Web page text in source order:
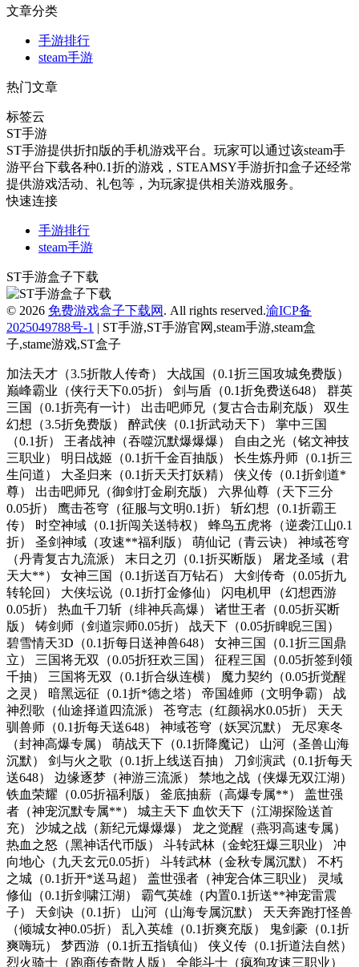
文章分类
手游排行
steam手游
热门文章
标签云
ST手游
ST手游提供折扣版的手机游戏平台。玩家可以通过该steam手
游平台下载各种0.1折的游戏，STEAMSY手游折扣盒子还经常
提供游戏活动、礼包等，为玩家提供相关游戏服务。
快速连接
手游排行
steam手游
ST手游盒子下载
© 2026 免费游戏盒子下载网 . All rights reserved.渝ICP备
2025049788号-1 | ST手游,ST手游官网,steam手游,steam盒
子,stame游戏,ST盒子
加法天才（3.5折散人传奇） 大战国（0.1折三国攻城免费版） 巅峰霸业（侠行天下0.05折） 剑与盾（0.1折免费送648） 群英三国（0.1折亮有一计） 出击吧师兄（复古合击刷充版） 双生幻想（3.5折免费版） 醉武侠（0.1折武动天下） 掌中三国（0.1折） 王者战神（吞噬沉默爆爆爆） 自由之光（铭文神技三职业） 明日战姬（0.1折千金百抽版） 长生炼丹师（0.1折三生问道） 大圣归来（0.1折天天打妖精） 侠义传（0.1折剑道*尊） 出击吧师兄（御剑打金刷充版） 六界仙尊（天下三分0.05折） 鹰击苍穹（征服与文明0.1折） 斩幻想（0.1折霸王传） 时空神域（0.1折闯关送特权） 蜂鸟五虎将（逆袭江山0.1折） 圣剑神域（攻速**福利版） 萌仙记（青云诀） 神域苍穹（丹青复古九流派） 末日之刃（0.1折买断版） 屠龙圣域（君天大**） 女神三国（0.1折送百万钻石） 大剑传奇（0.05折九转轮回） 大侠坛说（0.1折打金修仙） 闪电机甲（幻想西游0.05折） 热血千刀斩（绯神兵高爆） 诸世王者（0.05折买断版） 铸剑师（剑道宗师0.05折） 战天下（0.05折睥睨三国） 碧雪情天3D（0.1折每日送神兽648） 女神三国（0.1折三国鼎立） 三国将无双（0.05折狂欢三国） 征程三国（0.05折签到领千抽） 三国将无双（0.1折合纵连横） 魔力契约（0.05折觉醒之灵） 暗黑远征（0.1折*德之塔） 帝国雄师（文明争霸） 战神烈歌（仙途择道四流派） 苍穹志（红颜祸水0.05折） 天天驯兽师（0.1折每天送648） 神域苍穹（妖冥沉默） 无尽寒冬（封神高爆专属） 萌战天下（0.1折降魔记） 山河（圣兽山海沉默） 剑与火之歌（0.1折上线送百抽） 刀剑演武（0.1折每天送648） 边缘逐梦（神游三流派） 禁地之战（侠爆无双江湖） 铁血荣耀（0.05折福利版） 釜底抽薪（高爆专属**） 盖世强者（神宠沉默专属**） 城主天下 血饮天下（江湖探险送首充） 沙城之战（新纪元爆爆爆） 龙之觉醒（燕羽高速专属） 热血之怒（黑神话代币版） 斗转武林（金蛇狂爆三职业） 冲向地心（九天玄元0.05折） 斗转武林（金秋专属沉默） 不朽之城（0.1折开*送马超） 盖世强者（神宠合体三职业） 灵域修仙（0.1折剑啸江湖） 霸气英雄（内置0.1折送**神宠雷震子） 天剑诀（0.1折） 山河（山海专属沉默） 天天奔跑打怪兽（倾城女神0.05折） 乱入英雄（0.1折爽充版） 鬼剑豪（0.1折爽嗨玩） 梦西游（0.1折五指镇仙） 侠义传（0.1折道法自然） 烈火骑士（跑商传奇散人版） 全能斗士（疯狗攻速三职业） 大武当之剑（0.1折山海奇遇） 重力光球（0.05折送SSR异兽） 伏魔诀（0.05折盲盒版） 魔塔与英雄（0.05折**送吕绮玲） 自由之光（修仙沉默） 征战九州（0.05折神魔大战） 龙之觉醒（幽界狂爆攻速） 闪电机甲（南征北伐0.05折） 冲向地心（神灵传说0.05折） 暗黑远征（0.1折英雄无敌） 疾速冲锋（战场之光0.05折） 王者霸业（专属爽玩代币送充） 主宰无双（猎魔福利爽爽送） 魔天记3D（0.1折送2000代金券） 剑仙缘（0.05折御风九霄） 疾速冲锋（变异来袭0.05折） 金币探险（传奇沉默专属） 全能斗士（异法奇经八脉） 女武神之剑（0.1折少年西游） 神骑世界（0.1折原始部落） 荣耀世纪（九幽秘法沉默） 修真界（*强猎人0.05折） 神奇三国（0.1折每日送2000） 项羽传（0.1折天天送9999） 问逍遥（道士0.1折免费福利升级版） 焚天决（0.1折逍遥行） 魔力契约（江东儿郎0.05折） 摸金校尉之西夏迷踪（0.05折福利版） 天堂之刃（修仙超超超变） 热血之怒（无限分身刀刀爆） 致命狙击（道士开*召5狗） 禁地之战（复古三职业小**） 破镜重圆（天命攻速高爆版） 合金钻头（0.1折红将免费十连抽） 六界飞仙（梦幻次元0.05折） 无双战车（封神大帝沉默版） 霸刀传奇（天书沉默） 暗影战姬（0.1折红颜三国） 汉武王朝（0.1折诏令山河） 屠龙圣域（**沉默速通） 王者霸业（攻速**无限刀） 神奇三国（0.1折每日送6480） 浅塘（荒天遗忘**） 釜底抽薪（屠龙专属沉默） 盖世强者（天佑打金沉默） 七海争霸（0.1折送五星名将免费版） 无尽寒冬（木炭激爽打金） 奇门之上（3折免费版）（买断券） 合体三国（掌中乱世0.1折） 热血寻秦（灵兽超变无限刀） 暗黑领主（敕神沉默专属） 仙旅奇缘（**二合一） 烈火骑士（天命传奇合击版） 大秦霸业（妖刀**爆爆爆爽） 烈火战车（福利攻速三职业） 剑雨九天（骷髅六职业） 森林王国（0.1折千抽三国名将） 末日之刃（仙侠内置0.1折免费版） 三国演义之天策（0.05折天命所归） 大战国（合击专属**） 斗转武林 （神迹高爆专属） 王者之战（四圣复古三职业） 天途（0.05折何惜一战） 热血寻秦（复古专属爽爽爽） 海魂少女（0.1折心动主播任选） 三国将无双（0.1折升级领红包） 全民祖玛（百亿元宝福利版） 仙梦奇缘（百倍累冲返利3.5折） 冲锋小勇士（巾帼英雄0.05折） 摸金之路（**超变超爽福利） 魔力契约（1折买断代币版） 天命神话（0.05折全民仙逆） 龙魂魔法（追梦初心三职沉默） 无畏之刃（混沌洪荒高爆版） 血饮天下（(灭世神弓沉默单职） 武圣三国（0.1折狂欢送代金券） 太阁立志2（0.1折如梦似幻） 釜底抽薪（十二门派夺仙缘） 缤纷爱消除（0.1折登录送王胖子） 银河战魂（0.05折送玉麒麟） 天天奔跑打怪兽（仙灵战神0.05折） 命运守护：战歌（登录送百抽0.1折） 六界仙尊（0.1折福利代金券）（买断券） 风之勇者（0.1折乱世三国志） 疾速冲锋（神魔之境0.05折） 君临传奇（神罚沉默） 汉武王朝（0.1折**闯三国） 九天封神手游 无双战车（狂抽专属高爆版） 莽荒传奇（绿*高爆版） 龙魂魔法（影罗攻速沉默） 烈焰之怒（攻速179每日送代金） 风色轨迹（0.1折再温梦幻） 龙城传奇（怒火封神合击） 奥丁之锤（复古三职业代币版） 挂机英雄 摸金之路（天命洪荒封神之怒） 开天霸兵（五流派霸业沉默） 苍穹志（封天传说0.05折） 月影黑白（狂风攻速**） 乱世无双（八职业高爆打金） 魔物迷宫（0.1折摸金天师） 大武当之剑（0.1折仙路送仙魂） 诛神世界（0.1折送UR玄武） 巅峰霸业（枭雄志0.05折） 孤堡英雄（0.1折免费领万抽） 好多三国（0.1折少年名将） 开天霸兵（契约奇门八技专属） 开天霸兵（天魔专属送红包） 海狼（三职业沉默高爆版） 山河（异人高爆沉默） 御兽遮天（3折送绝品女娲） 太吾纪元（0.1折*速版） 天神赵子龙（1折免费版）（买断券） 星耀战纪（0.1折） 幽蓝边境（复古攻速送满赞助） 鏖战三国（0.1折绝世名将） 雄霸天地（战士专属大**） 西游修仙传 农场妖怪（0.1折无限元宝） 奇葩星学院（0.1折千抽自由版） 无限奇兵：降临（内置0.1折送妲己） 神仙online（沉默传奇代币版） 君临传奇（真火大暴击） 英雄攻战（激斗无限城）（鬼灭之刃） 天途（0.05折买断福利版） 召唤师（0.1折每天送648） 大刀客（0.1折人在江湖） 横扫天下（0.1折每日千元代金） 战神烈歌（天命轮回专属） 天天奔跑打怪兽（屠龙勇士0.05折） 禁地之战（碎墟诸天沉默） 无畏之刃（天天送648福利版） 大屠龙（玄蛮量劫爆爆爆） 战神霸业（游龙高爆**服） 冲刺萌龙（0.1折每日送9999） 斗仙界（0.05折天天送代金券） *封神（3折返利版） 逍遥三国（0.1折） 切菜狂人（1折免费版） 飞虫大冒险（0.1折升级送红包） 好多三国（0.05折神将无双） 王者霸业（封神天命超变爽爽爽） 王者战神（盛世复古火龙） 勇闯女儿国（0.05折梦幻大陆） 城池攻坚战（0.05折劲爆版） 疯狂的阿尔法（0.1折送全英雄） 蜀山镇魂曲（仙侠0.1折天天送1W代金） 海蛇传奇（欢乐版）（天天送648） 雄霸天地（176封神复古） 海蛇传奇（欢乐版） 城防三国志（0.1折充值卡高爆版） 无畏三国（0.1折魂将现世） 天神大战（0.1折送2千代金券）（买断券） 魔晶拼图（0.05折送绝版称号） 醉美人（首充送斗战胜佛0.05折） 九州霸业（无限资源真充版） 奇缘之旅（0.1折送千元代金） 战神烈歌（亿万爆充超超变） 龙之力量（0.05折美女经典版） 零之战线（0.1折女武神之剑） 青云诀2 暗黑领主（天罡百变沉默） 十二战纪（0.1折送万元免单券）（海贼王） 斗罗封神传（三国超超变） 七雄纷争（3.5折逐鹿中原） 兵马俑（0.1折道具买断三国） 城防三国志（0.05送10亿补贴） 西游记口袋版（0.1折送无双吕布） 萌宠大联盟（0.05折海贼王送万充） 龙之战歌（每日送648代金1折版） 铁血防御（3.5折超变无限刀） 九州群将录（山海封神西游0.05折） 戮天之剑（0.1折炽裁天罚） 大剑传奇（0.1折纵横六界） 忍者小分队（0.1折送六道鸣人）（火影忍者） 明日战姬（1折删档内测） 机甲归来（0.1折1W代金劵免费版） 鏖战三国（0.1折名将无双） 六界飞仙（**女神0.05折） 决战沙邑（竖屏传奇） 三国演义之天策（0.1折买断三国免费版） 荣耀世纪（妖刀**爽爽爆） 君临传奇（千年专属免费版） 破镜重圆（沉默高爆打金版） 战鼓之翼（0.05折日送5000） 九梦仙域（龙神归来畅玩版） 猎魔岛（0.1折文字魔兽） 破军之刃（0.1折天天送2000） 海蛇传奇（欢乐版）（抓鬼打金版） 幻灵战歌（首续0.05折地堡卡牌） 苍穹志（苍穹之下0.05折） 天堂之刃（骷髅王修仙**） 烈火战神（战宠三职业福利版） 天天狙击（0.05折高爆版） 全民祖玛（天天648福利版） 唐门六道手游版（0.1折末日美女） 暗黑联盟 皇者（百亿超变爽爽爽） 致命狙击（千年沉默五流派） 魔主（0.05折*伴神道） 破日开天（0.1折三国全场买断） 武林盛典（冰雪打金高爆版） 公元（次元少女割草0.05折） *武尊（0.1谋定天下） 止戈之战（0.1折放置三国神魔版） 皇者（0.1折至尊传奇）（竖屏传奇） 三国大领主（三折霸业免费版）（买断券） 梦幻传奇（大雷专属超变福利） 二战世界（1折免费版） 御妖师（0.1折每日双648代金） 十二战纪（魔主） 霸刀传奇（摩罗传奇福利版） 海岛传奇（0.05折启示录免费版） 主宰无双（零氪爽爆亿万充） 奔月的糯米团（0.05折修仙挂盲盒） 平妖传OL（0.1折送6480钻石）（鬼灭之刃） 魔灵军团（0.1折送武圣帝君） 问逍遥（传奇攻速专属） 曹操传（0.1折王权霸业） 兵马俑（0.1折买断版三国） 破雪刃（0.1折每日万元代金） 史小坑的黑暗料理 龙腾：起源（0.1折送648元）（海贼王） 乱世枭雄（0.1折每日双648代金券） 战斗天使（0.1折爽玩版） 冰火国度（魔兽卡牌0.1折送UR） 王者之战（全职技能爽玩版） 崛起：终*王者（0.1折免费版） 军团再临（0.05折送十万充值卡） 雄霸天地（0.1折买断版） 月影黑白（无限分身超超爽） 远征将士（0.1折天天送6480） 霸刀传奇（光年**吃肉版） 戳爆三国（0.05折开*送敖丙） 龙神万相：神战 群英觉醒（0.1折） 勇闯女儿国（0.1折千元买断版修仙） 女神联盟（0.1折免费版） 武器之王（大雷专属免费超变） 三国群英传：鸿鹄霸业 王者战神（开*火龙套） 魔卡战姬（3折免费版） 天影（0.1折影级之战）（火影忍者） 破阵勇士（燃烧小宇宙）（圣斗士星矢） 止戈之战（1折畅玩版） 荣耀世纪（逆杀战破爆爆爆） 再见江湖（热血江湖） 我守护的家园（千抽福利） 三国志乱消（0.1折6480免费版） 荣誉守卫战（0.1折送2000元代金）（龙珠） 魔女与战姬（0.1折送核心自选开*） 三分天下（0.1折免费版） 三生诀（0.1折大鹅砍树） 魔物迷宫（0.1折大鹅砍树免费版） 龙之力量（0.05折送SP） 仙境苍穹（0.1折免费版） 海狼（复古光暗福利版） 闪电机甲（飞凰之志0.05折） 热血千刀斩（神魔超变代币送） 卢希达：起源 斗破仙境（0.1折吞噬爆代金券） 口袋喵喵（0.1折免费版） 暗黑联盟（波特送抽内置0.1折） 异界修真（0.1折天天送2000） 龙城传奇（修仙高爆超超变） 烈火战车（穿书大世界代币版） 龙之战歌（1折） 女武神之剑（0.1折一剑*尊） 冰雪王座 中餐厅（0.1折百抽钻石高返） 圣物英雄（1折免费版）（买断券） 精灵盛典：黎明（*速版） 梦回西游记（0.05折送**阵容） 魔灵兵团（0.1折咒术免费版）（咒术回战） 新葫芦兄弟（0.1折代金买断版） 大国战（0.05折魔悟空降临免费版） 幻灵战歌（首续0.05折） 无双之王（0.1折无限打金版） 勇敢者历险记（0.1折超赛双神开*）（龙珠） 大武当之剑（0.1折山海经买断版） 六道萌仙（大圣归来0.1折） 思仙（觉醒重生系统） 梦想仙侠（怀旧0.1折） 疾风大冒险（0.05折GM后**） 侠客游（文字无限吞噬0.05折） 摸金校尉之伏魔殿（0.05折定制免费版） 九界问仙（0.1折送万元真充） 热血千刀斩（零氪送赞爆充） 风暴迷城（0.1折万**传说） 风影（五千抽免单0.1折）（火影忍者） 精灵学院大冒险（代金笔笔返）（宝可梦） 铸剑师（超神进化0.05折） 怪物惊魂夜（0.05折终末审判）（死神） 梦幻诸石官方版（0.05折买断超返版） 兰若情缘（0.05折商城版） 作妖计（1折免费版）（买断券） 顽石英雄（召唤僵尸送充版） 太古妖皇诀（0.05折百万红包版） 热血西游（超爆悟空打金） 海岛传奇（文字修仙0.05折） 酱游记（0.05折免费版） 天天狙击（0.05折疯狂小鸡买断版） 霸者归来（0.05折1元抵200元无压购） 铸剑师（仙侠之境0.1折免费版）（买断券） 剑雨九天（草莓爆爆爆） 阴阳西游（0.05折免费版）（买断券） 魔龙世界（0.1折魔幻对决送648） 太空战歌（0.05折免费版）（龙珠买断券） 世界守卫军（0.1折创角5万代金）（海贼王） 梦幻大唐（1折免费版）（买断券） 远征将士（0.05折三国送名将免费版） 冲向地心（武林之巅0.05折） 蜀山天下（狂暴打金0.1折） 少年封神（0.1折十万抽千个648） 疯狂的阿尔法（1折免费版）（买断券） 深渊幻影（1折免费版）（买断券） 庆余年（3.5折免费红将版） 三国如龙传（网易**0.05折） *强猎手（0.05折黑悟空送千充） 疾风大冒险（0.05折代金版） 侠客游（文字修仙0.05折免费版） 不朽大陆（0.1折向丧尸开炮） 九剑魔龙传（0.1折道士福利版） 宫三国（0.05送卧龙代金券） 傲视苍穹（1折免费版）（买断券） 妖神记之巅峰对决（0.1自选UR妖灵师） 我的英雄之路（0.05折打卡领代金） 圣树唤歌（0.05折） 当神奇光芒落下（0.1折疯狂送代金） 神兽连萌（**0.1折）（宝可梦） 暗黑封魔录（3折免费返利版） 勇者传承（0.1折鬼灭免费版）（鬼灭之刃） 黑月（0.1折每日送**） 曙光计划（0.1折） 楚汉争霸OL（GM版） 热血暗黑（0.05折西游免费版） 开心跳跳兔（买断版） 暗黑联盟（哈利波特0.1折免费版） 宠物猎人（0.1折出现吧比卡丘）（宝可梦） 勇敢幻想（逐鹿中原0.1折免费版）（买断券） 侠客游（全新文字吞噬0.05折） 死战骑士团（0.1折每日送648）（鬼灭之刃） 公元（口袋进化0.05折）（宝可梦） 仙风道骨（0.1折霸服真充特权） 山海异闻录（0.1折每日送1000代金）（公测） 道友请留步 九州异兽记（01折免费版） 上古王冠 魔魔打勇士（1折免费版） 圣魂（0.1折1W免费版）（买断券） 旅行骑士（0.1折买断版） 神州风闻录（0.1免费版）（买断券） 三国之空城计（0.1折送百万真充） 魔天记（0.1折） 大掌门2（0.1免费追新版） 墨武江山（0.05折送v15免费版） 冒险王3ol（0.1折怀旧服版） 全民手速（0.1折买断） 西游记之托塔天王（0.05折天天送代金） 仙魔神域（0.05折买断代金版） 挂机吧主公（0.05折6480免费版） 神判包青天（穿越宋朝当包拯0.1） 雄霸天地（0.05折买断版） 异次元主公（爆衣买断版） 天珠变（0.05折幻界少女免费版） 再生之境（0.1折*速版） 新盗墓笔记（怒火哪吒燃藏海0.1折） 疯狂像素城（内置0.1折免费版）（买断券） 风之勇者（1折免费版）（鬼灭之刃买断券） 忆游十三道（0.1折免费修仙速升版） 群英之战（0.1折6480免费版）（买断券） 地下城与领主 蜂鸟五虎将（0.1折送全红将） 我叫MT英雄杀（0.05折天天648） 点击冒险之旅（0.1折奇妙冒险免费版） 霸御乾坤（0.1折送十倍战套装） 铁血荣耀（GM版本） 火柴人无限（0.1千抽万充648） 魔导英雄传说（0.1折送5星魔导士） 放置海岛（0.05折免费版）（买断券） 仙侠神域（进游送20万代金0.1折） 勇者之海 梦境食旅（送SSR员工嫦娥） 封天战神（买断0.1折） 天子令（七雄争霸**0.1折） 潘多拉归来（0.05折万充无限抽） 镇魂街：武神躯（0.1折免费版） 一号军团（0.05折丧尸围城免费版） 命运战歌（0.05魔兽卡牌万抽） 高能手办团（1折免费版）（买断券） 地下城与领主（福利版） 百龙霸业（0.1折**放置三国） 新征战（0.1折创角送代金）（海贼王） 暗夜格斗（0.05折免费版）（鬼灭之刃买断券） 超神觉醒（0.1新世界冒险）（海贼王） 萝莉养成计划（1折免费版）（买断券） 正中靶心 三界战歌（GM版） 异次元大作战（0.05折百万代金版）（火影忍者） 神仙学院（0.1折天天送648000） 数码兽逆袭（0.1折送Mega超梦）（宝可梦） 剑开仙门（0.1折重生之我是掌门） 群英之战（0.1折免费版）（买断券） 生死行动（0.05折荒野射击免费版） 口袋逆袭（0.1折送超梦）（宝可梦） 龙之守护（三国免费版） 剑气除魔（0.1折送金吗喽） 天天萌闯关（GM版） 星神纪元（异界启世录3.5折） 镇魂街：破晓（0.1折****）（公测） 神陵武装（类DNF）（天天送6480） 超能防御（0.1折免费版） 女神幻想（0.1折送稀有宠物） 口袋精灵2（送满星SP刷充）（宝可梦） 海洋王国（0.1折梦幻联动免费版）（海贼王买断券） 梦回白玉京（0.1折免单霸服100万代劵） 苍空物语（0.1折免费6480）（买断券） 超次元女神（代金买断版） 双生幻想（**点刷充） 异尘：达米拉（1折免费版）（买断券） 西游荣耀（GM版） 大话三国（免费买断版） 梦幻经理人（0.1谁是首富2） 神迹大陆（0.1折6480免费版） 黑月（0.1折超燃格斗） 妖姬OL（0.1折爆衣版） 大皇帝（0.1折一统三国） 徒儿快跑（首续0.05折） 万灵幻想（0.05折美少女无限648） 佣兵突击队（首续0.1折） 青云传（魔改地藏刷充） 少年三国志：零（送满星神将） 酷跑三国（GM版本） 一起来修仙（0.05折） 拯救小宇宙（0.1折鬼灭之刃） 天道问情（0.1折山海诛兽） 弹弹奇兵（0.1休闲养生） 大话仙境（0.05折万抽无限爆衣） 妖姬OL（0.1折扣服） 莽荒传奇（福利送） 作妖计（0.1折送伏羲） 九州八荒录（0.1折战养龙寺） 少年三国志：零（0.1折免费版） 冒险之旅（低价买断0.1折） 真红之刃（4周年新版本0.1折） 萌新出击（0.1折） 全城警戒（0.1折） 云海寻仙记（0.05折送2000代金券） 萝莉养成计划（0.1折扣服） 戒灵传说（0.05折再送30万钻） 小小勇者（像素0.1折） 武林争霸（0.1折九品芝麻官） 轩辕剑龙舞云山（0.1折网易国风回合）（公测） 指尖决斗家（0.1折忍道传承）（火影忍者） 逍遥蜀山（0.05折超爆养龙打金） 我和我的天宫（0.05折仙兽伴行） 六道轮回（忍界大战0.1折） 大话仙境（0.1折送万抽） 喵喵爱冒险（0.1折每日送648）（公测）（宝可梦） 萌将风云（0.1免费版天天千充） 御剑红尘（0.1折每日送648） 万灵山海之境（0.05折每天648福利版） 荣耀舰队（首续0.05折） 末日来袭（0.05折免费版卡牌） 女神联盟2（0.1折耀金降临） 校花梦工厂（内置天天0.1折）（内置0.1） 幻想神话志（0.1折免费版）（买断券） 天书奇谈（0.1折超兽免费版） 山海记（肉鸽塔防0.1折）（内置0.1） 魔灵幻想（0.1折） 全城警戒（0.1折*速版） 彩虹物语（0.1折免费版） 灵武世界（0.1折送充值券） 纯白和弦（0.1每天送648） 战国梦（0.1折送神将万充）（公测） 西游冒险（0.1折国潮西游）（公测） 魔之序曲（5折神跡国服版） 异能都市（0.05折送赛*：黑悟空） 天使纪元（**0.05折奇迹） 龙之岛（0.1折送尼卡路飞）（海贼王买断券） 魔镜物语（0.1折每日千元代充） 家园卫士（内置0.1典藏版）（内置0.1） 究*宝贝（0.1折超究破限）（数码宝贝） 无双兵器（0.1折卡皮巴拉冒险go） 神奇大乱斗（0.1折天天送648） 八卦江湖（0.05折文字修仙） 浮生梦山海（1折免费版）（买断券） 大掌门2（0.05折代金券强化版） 烈火战神（多变狂暴合击版） 皇者（三职业福利加速版） 火柴人觉醒（0.1折免费版） 战鼓之翼（0.1折每日送3000） 黑月（1折免费版）（买断券） 全民僵尸大战（畅玩版） 深渊契约（0.1送天空套） 零之战线（0.1折战姬女武神） 出击英雄岛（0.1折送万充） 迷你勇士（0.1折口袋妖怪觉醒）（宝可梦） 戳爆三国（0.05折无限代金） 星辰降临时（0.1折每日648免费）（火影忍者） 三国如龙传（0.1折网易免费版） 梦唐（0.05折肉鸽江湖） 庆余年（3.5折无限打金） 究*宝贝（0.1折数码进化） 九州群将录（送满星武将0.05折） 萝莉养成计划（0.1折爆衣版） 跑到新世界（0.05折机甲激战塔防） 我的御剑日记（内置0.1折）（内置0.1） 拳魂觉醒（GM满星SP）（拳皇） 神陵武装（真·原价0.1折） 秦时明月：沧海（0.1折免费版） 女神危机（0.1折原味女神） 江山霸主（0.1折天天送648） 侍忍者（0.1折火影天天送代金）（火影忍者买断券） 国战来了（0.1折征战洛阳） 冒险之门（0.1折登录送SSR+）（火影忍者） 啪啪三国（0.1折天天648） 黎明召唤（0.05免费版领万充） 漫画英雄3D（死神vs火影0.1折） 魂之守护（0.1折签到送五条悟）（咒术回战） 凡人飞剑（0.1折送海量充值卡） 艾尔指挥官（0.1折鬼灭十万抽）（鬼灭之刃） 校花梦工厂（内置0.05折送神将） 逆战三国（定制全服奖励0.1折） 英雄如约而至（0.05折狂薅5万代金） 万灵幻想（0.05折全英雄免费版） 超次元大冒险（0.05折金券增强版）（龙珠） 美食大乱斗（0.1折免费版）（买断券） 神龙战争（0.1折免费畅享龙珠世界） 寻宝之旅（0.1折送满星路飞）（海贼王） 调皮小动物（0.1折天天送648） 超神挂机（0.05折资源狂送版） 塔防召唤师（0.1折暴打策划千抽版） 行界（禁忌领域0.1折） 龙城传奇（寻仙免费版） 山海记（0.1折领千元代金） 碧雪情天3D（0.1折爆爽无限合宠） 天命神话（0.1折送万元红包）（火影忍者） 疯狂宝贝（0.05免费版）（宝可梦买断券） 荣耀舰队（每天送6480代金券） 黎明召唤（0.05折返100*代金券） 菲狐倚天情缘（0.1折买断版） 守护小精灵（0.1折）（宝可梦买断券） 山海经幻想录（1折免费版） 星河联盟（0.1折每日648）（火影忍者） 光之契约（0.1免费领高达） 女神联盟2（0.05折版） 真·战三国（0.1折每日千元代金）（公测） 耀世格斗（0.05折直送超蓝）（龙珠） 猎影（0.1折送五条悟）（咒术